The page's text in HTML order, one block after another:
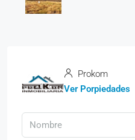
Prokom
Ver Porpiedades